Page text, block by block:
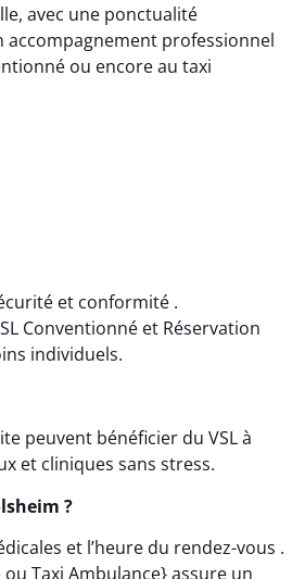
avec une ponctualité
accompagnement professionnel
ou encore au taxi
et conformité .
Conventionné et Réservation
individuels.
peuvent bénéficier du VSL à
et cliniques sans stress.
?
et l’heure du rendez-vous .
Taxi Ambulance} assure un